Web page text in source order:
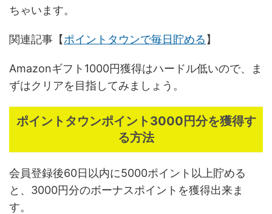
ちゃいます。
関連記事【ポイントタウンで毎日貯める】
Amazonギフト1000円獲得はハードル低いので、ま
ずはクリアを目指してみましょう。
ポイントタウンポイント3000円分を獲得す
る方法
会員登録後60日以内に5000ポイント以上貯める
と、3000円分のボーナスポイントを獲得出来ま
す。